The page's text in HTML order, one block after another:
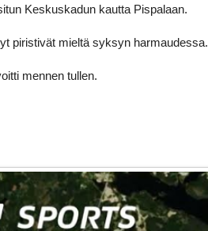
Keskuskadun kautta Pispalaan.
piristivät mieltä syksyn harmaudessa.
mennen tullen.